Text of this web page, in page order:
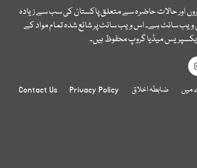
اور حالات حاضرہ سے متعلق پاکستان کی سب سے زیادہ
ویب سائٹ ہے۔ اس ویب سائٹ پر شائع شدہ تمام مواد کے
میڈیا گروپ محفوظ ہیں۔
میں ضابطہ اخلاق Privacy Policy
Contact Us